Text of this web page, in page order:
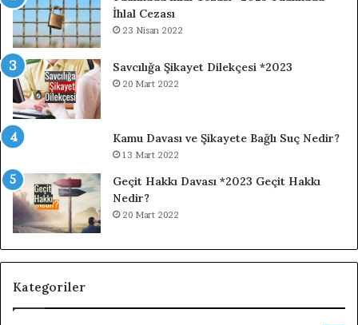
İhlal Cezası
23 Nisan 2022
Savcılığa Şikayet Dilekçesi *2023
20 Mart 2022
Kamu Davası ve Şikayete Bağlı Suç Nedir?
13 Mart 2022
Geçit Hakkı Davası *2023 Geçit Hakkı
Nedir?
20 Mart 2022
Kategoriler